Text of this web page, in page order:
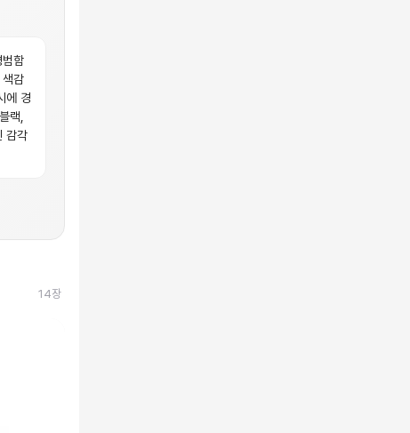
함
감
에 경
랙,
감각
14장